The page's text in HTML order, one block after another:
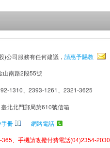
)公司服務有任何建議， 請惠予賜教
山南路2段55號
1310、2393-1261、2321-3625
北北門郵局第610號信箱
手冊 |
網路電話
、手機請改撥付費電話(04)2354-2030